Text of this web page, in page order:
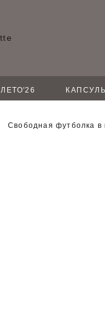
ЛЕТО'26
Свободная футболка в